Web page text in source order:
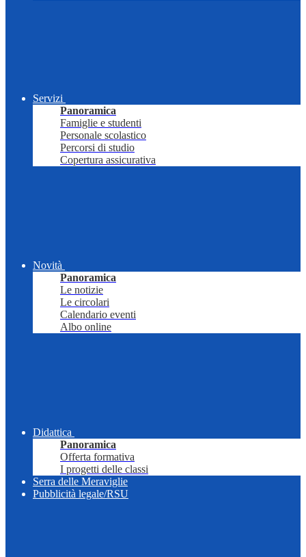
Servizi
Panoramica
Famiglie e studenti
Personale scolastico
Percorsi di studio
Copertura assicurativa
Novità
Panoramica
Le notizie
Le circolari
Calendario eventi
Albo online
Didattica
Panoramica
Offerta formativa
I progetti delle classi
Serra delle Meraviglie
Pubblicità legale/RSU